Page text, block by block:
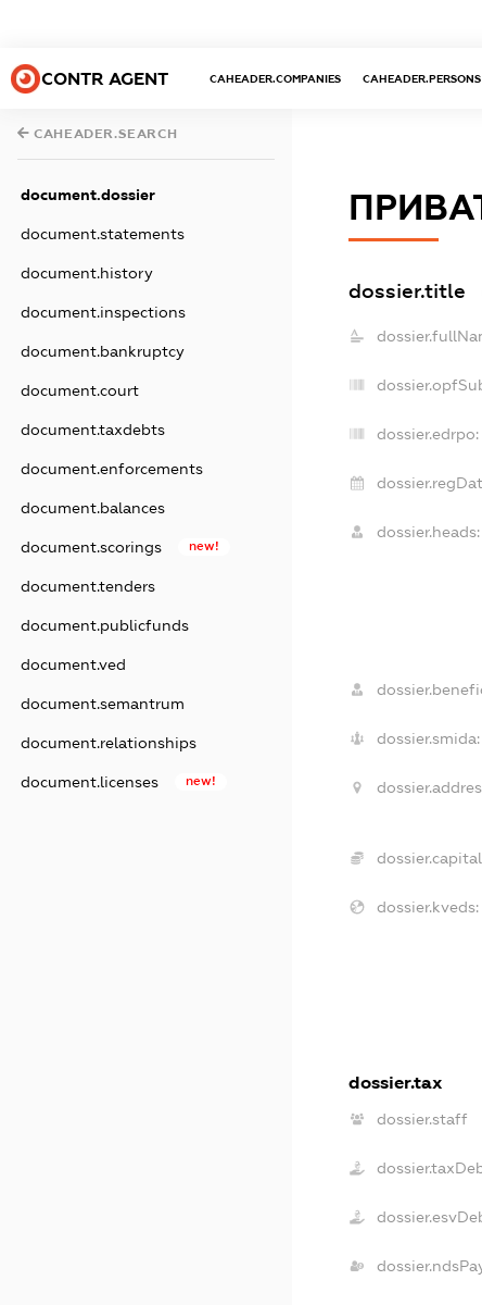
CONTR AGENT CAHEADER.COMPANIES CAHEADER.PERSONS
CAHEADER.SEARCH
document.dossier
document.statements
document.history
document.inspections
document.bankruptcy
document.court
document.taxdebts
document.enforcements
document.balances
document.scorings new!
document.tenders
document.publicfunds
document.ved
document.semantrum
document.relationships
document.licenses new!
dossier.title
dossier.edrpo:
dossier.heads:
dossier.smida:
dossier.kveds:
dossier.tax
dossier.staff